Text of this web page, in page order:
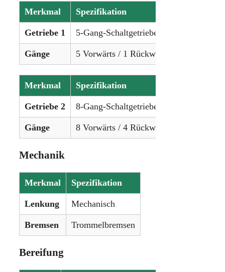
Merkmal Spezifikation
Getriebe 1 5-Gang-Schaltgetriebe
Gänge 5 Vorwärts / 1 Rückwärts
Merkmal Spezifikation
Getriebe 2 8-Gang-Schaltgetriebe
Gänge 8 Vorwärts / 4 Rückwärts
Mechanik
Merkmal Spezifikation
Lenkung Mechanisch
Bremsen Trommelbremsen
Bereifung